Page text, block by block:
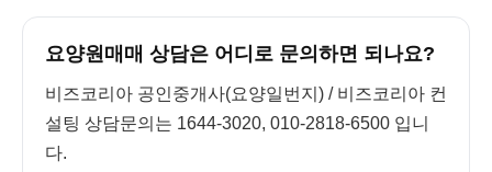
요양원매매 상담은 어디로 문의하면 되나요?
비즈코리아 공인중개사(요양일번지) / 비즈코리아 컨
설팅 상담문의는 1644-3020, 010-2818-6500 입니
다.